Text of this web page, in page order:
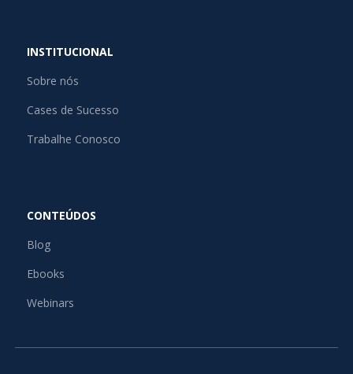
INSTITUCIONAL
Sobre nós
Cases de Sucesso
Trabalhe Conosco
CONTEÚDOS
Blog
Ebooks
Webinars